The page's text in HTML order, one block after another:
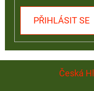
PŘIHLÁSIT SE
Česká